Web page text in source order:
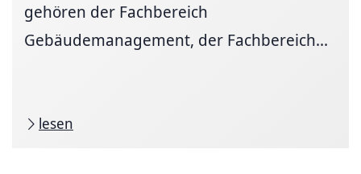
gehören der Fachbereich
Gebäudemanagement, der Fachbereich...
lesen